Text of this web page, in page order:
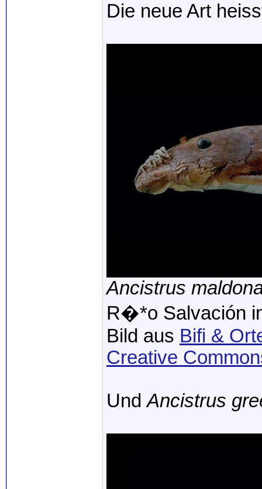
Die neue Art
Ancistrus
R�*o Salvación
Bild aus Bifi &
Creative
UndAncistrus